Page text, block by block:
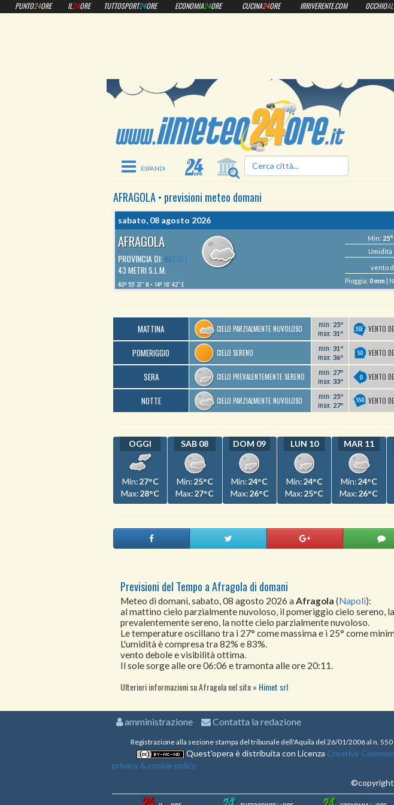
Toggle navigation
AFRAGOLA• previsioni meteo domani
sabato, 08 agosto 2026
AFRAGOLA
PROVINCIA DI:NAPOLI
43 METRI S.L.M.
40º 55′ 37″ N 14º 18′ 42″ E
Min: 25°
Umidità
vento
Pioggia:0 mm |
MATTINA CIELO PARZIALMENTE NUVOLOSO min: 25º
max: 31º VENTO
POMERIGGIO CIELO SERENO min: 31º
max: 36º VENTO
SERA CIELO PREVALENTEMENTE SERENO min: 27º
max: 33º VENTO
NOTTE CIELO PARZIALMENTE NUVOLOSO min: 25º
max: 27º VENTO
OGGI
Min:27°C
Max:28°C
SAB 08
Min:25°C
Max:27°C
DOM 09
Min:24°C
Max:26°C
LUN 10
Min:24°C
Max:25°C
MAR 11
Min:24°C
Max:26°C
Previsioni del Tempo a Afragola di domani
Meteo di domani, sabato, 08 agosto 2026 a Afragola (Napoli):
al mattino cielo parzialmente nuvoloso, il pomeriggio cielo sereno,
prevalentemente sereno, la notte cielo parzialmente nuvoloso.
Le temperature oscillano tra i 27° come massima e i 25° come
L'umidità è compresa tra 82% e 83%.
vento debole e visibilità ottima.
Il sole sorge alle ore 06:06 e tramonta alle ore 20:11.
Ulteriori informazioni su Afragola nel sito Himet srl
PUNTO24ORE IL24ORE TUTTOSPORT24ORE ECONOMIA24ORE CUCINA24ORE IRRIVERENTE.COM OCCHIOAL
amministrazione Contatta la redazione
Registrazione alla sezione stampa del tribunale dell'Aquila del 26/01/2006 al n.
Quest'opera è distribuita con Licenza Creative
privacy & cookie policy
©copyright